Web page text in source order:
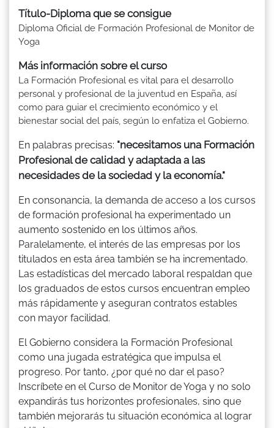
Título-Diploma que se consigue
Diploma Oficial de Formación Profesional de Monitor de
Yoga
Más información sobre el curso
La Formación Profesional es vital para el desarrollo
personal y profesional de la juventud en España, así
como para guiar el crecimiento económico y el
bienestar social del país, según lo enfatiza el Gobierno.
En palabras precisas: "necesitamos una Formación
Profesional de calidad y adaptada a las
necesidades de la sociedad y la economía."
En consonancia, la demanda de acceso a los cursos
de formación profesional ha experimentado un
aumento sostenido en los últimos años.
Paralelamente, el interés de las empresas por los
titulados en esta área también se ha incrementado.
Las estadísticas del mercado laboral respaldan que
los graduados de estos cursos encuentran empleo
más rápidamente y aseguran contratos estables
con mayor facilidad.
El Gobierno considera la Formación Profesional
como una jugada estratégica que impulsa el
progreso. Por tanto, ¿por qué no dar el paso?
Inscríbete en el Curso de Monitor de Yoga y no solo
expandirás tus horizontes profesionales, sino que
también mejorarás tu situación económica al lograr